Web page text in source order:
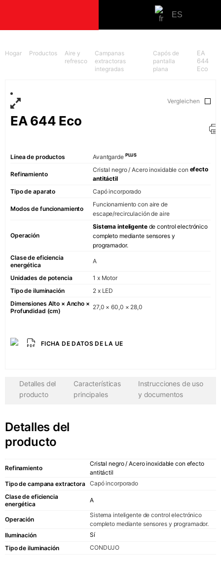
ES
Cocinar
Placas de
Hornos
integradas
Fresco
Vanguardia
La Perla
COCINERO
Hogar Productos
Aire y
refresco
Campanas
extractoras
integradas
Capós de
pantalla
plana
EA
644
Eco
EA 644 Eco
Vergleichen
Línea de productos Avantgarde PLUS
Refinamiento
Cristal negro / Acero inoxidable con efecto
antitáctil
Tipo de aparato
Capó incorporado
Modos de funcionamiento
Funcionamiento con aire de
escape/recirculación de aire
Operación
Sistema inteligente de control electrónico
completo mediante sensores y
programador.
Clase de eficiencia
energética
A
Unidades de potencia
1 x Motor
Tipo de iluminación
2 x LED
Dimensiones Alto × Ancho ×
Profundidad (cm)
27,0 × 60,0 × 28,0
FICHA DE DATOS DE LA UE
Detalles del
producto
Características
principales
Instrucciones de uso
y documentos
Detalles del
producto
Refinamiento
Cristal negro / Acero inoxidable con efecto
antitáctil
Tipo de campana extractora
Capó incorporado
Clase de eficiencia
energética
A
Operación
Sistema inteligente de control electrónico
completo mediante sensores y programador.
Iluminación
Sí
Tipo de iluminación
CONDUJO